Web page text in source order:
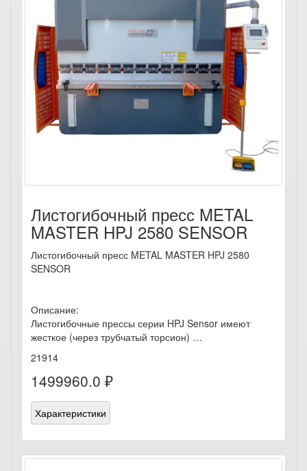
Листогибочный пресс METAL
MASTER HPJ 2580 SENSOR
Листогибочный пресс METAL MASTER HPJ 2580
SENSOR
Описание:
Листогибочные прессы серии HPJ Sensor имеют
жесткое (через трубчатый торсион) …
21914
1499960.0 ₽
Характеристики